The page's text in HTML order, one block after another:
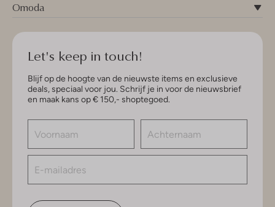
Omoda
Let's keep in touch!
Blijf op de hoogte van de nieuwste items en exclusieve
deals, speciaal voor jou. Schrijf je in voor de nieuwsbrief
en maak kans op € 150,- shoptegoed.